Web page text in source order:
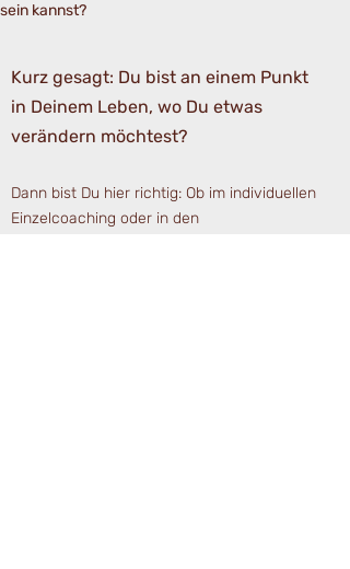
sein kannst?
Kurz gesagt: Du bist an einem Punkt
in Deinem Leben, wo Du etwas
verändern möchtest?
Dann bist Du hier richtig: Ob im individuellen
Einzelcoaching oder in den